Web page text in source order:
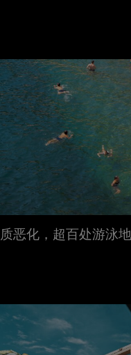
恶化，超百处游泳